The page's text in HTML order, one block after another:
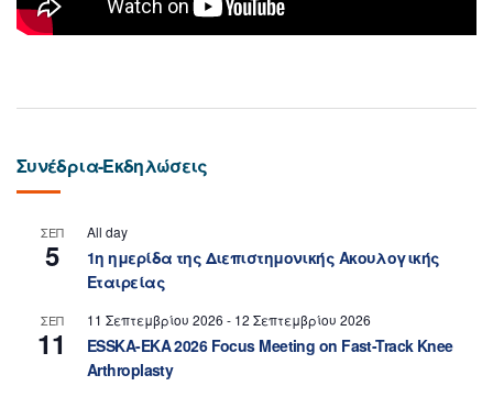
Συνέδρια-Εκδηλώσεις
ΣΕΠ
5
All day
1η ημερίδα της Διεπιστημονικής Ακουλογικής
Εταιρείας
ΣΕΠ
11
11 Σεπτεμβρίου 2026 - 12 Σεπτεμβρίου 2026
ESSKA-EKA 2026 Focus Meeting on Fast-Track Knee
Arthroplasty